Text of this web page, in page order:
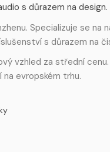
s důrazem na design.
Specializuje se na
s důrazem na
vzhled za střední
na evropském trhu.